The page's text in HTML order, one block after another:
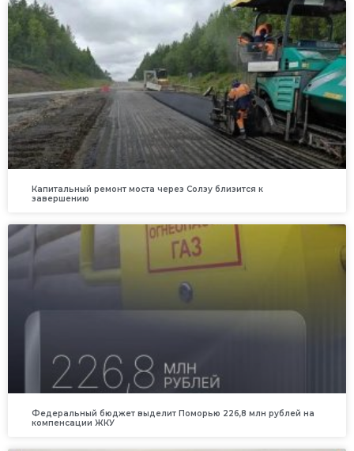
Капитальный ремонт моста через Солзу близится к
завершению
Федеральный бюджет выделит Поморью 226,8 млн рублей на
компенсации ЖКУ